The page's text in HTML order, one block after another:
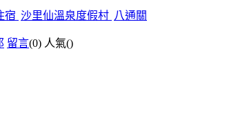
宿 沙里仙溫泉度假村 八通關
留言(0) 人氣()